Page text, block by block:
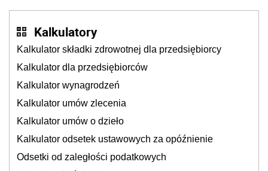
Kalkulatory
Kalkulator składki zdrowotnej dla przedsiębiorcy
Kalkulator dla przedsiębiorców
Kalkulator wynagrodzeń
Kalkulator umów zlecenia
Kalkulator umów o dzieło
Kalkulator odsetek ustawowych za opóźnienie
Odsetki od zaległości podatkowych